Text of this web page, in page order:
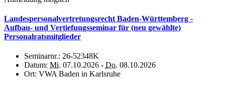
Landespersonalvertretungsrecht Baden-Württemberg -
Aufbau- und Vertiefungsseminar für (neu gewählte)
Personalratsmitglieder
Seminarnr.: 26-52348K
Datum: Mi. 07.10.2026 - Do. 08.10.2026
Ort: VWA Baden in Karlsruhe